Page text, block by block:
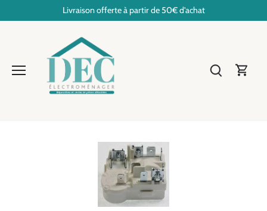
Livraison offerte à partir de 50€ d'achat